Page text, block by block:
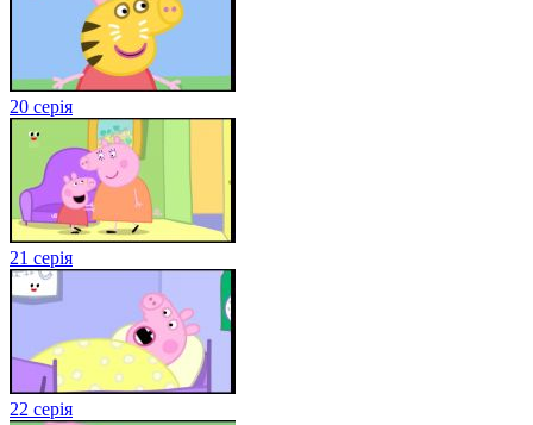
20 серія
21 серія
22 серія